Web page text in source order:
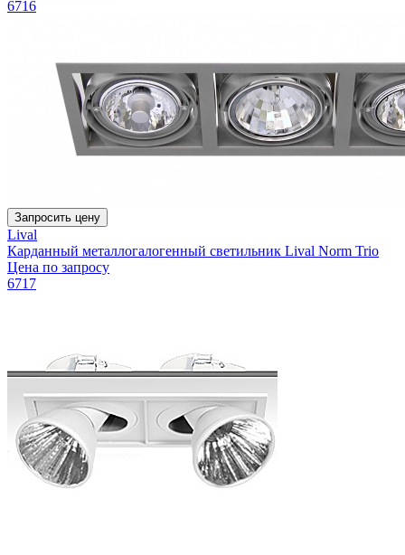
6716
Запросить цену
Lival
Карданный металлогалогенный светильник Lival Norm Trio
Цена по запросу
6717